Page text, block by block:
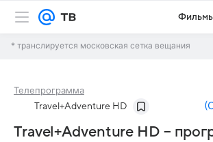
* транслируется московская сетка вещания
Телепрограмма
Travel+Adventure HD (
Travel+Adventure HD –